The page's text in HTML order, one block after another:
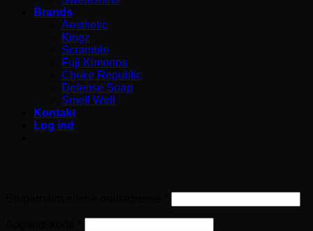
Brands
Aesthetic
Kingz
Scramble
Fuji Kimonos
Choke Republic
Defense Soap
Smell Well
Kontakt
Log ind